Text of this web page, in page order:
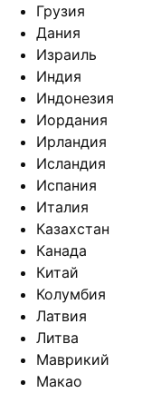
Грузия
Дания
Израиль
Индия
Индонезия
Иордания
Ирландия
Исландия
Испания
Италия
Казахстан
Канада
Китай
Колумбия
Латвия
Литва
Маврикий
Макао